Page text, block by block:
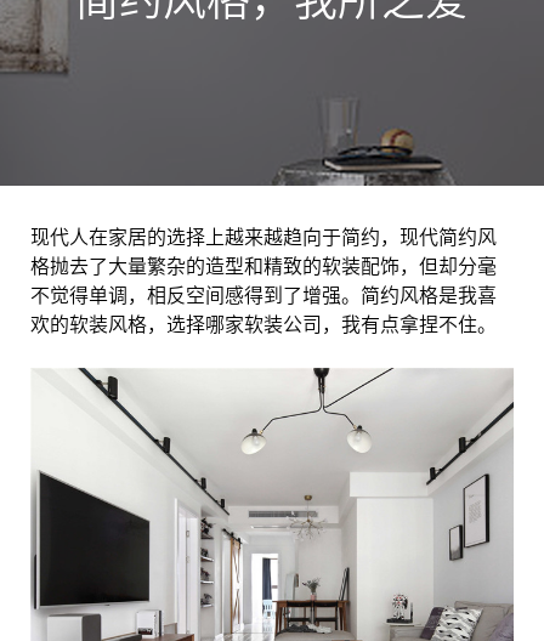
现代人在家居的选择上越来越趋向于简约，现代简约风
格抛去了大量繁杂的造型和精致的软装配饰，但却分毫
不觉得单调，相反空间感得到了增强。简约风格是我喜
欢的软装风格，选择哪家软装公司，我有点拿捏不住。